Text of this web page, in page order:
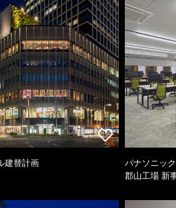
建替計画
パナソニッ
郡山工場 新